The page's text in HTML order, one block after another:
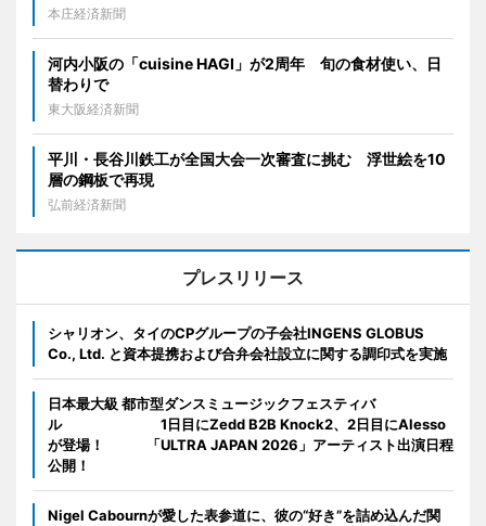
本庄経済新聞
河内小阪の「cuisine HAGI」が2周年 旬の食材使い、日
替わりで
東大阪経済新聞
平川・長谷川鉄工が全国大会一次審査に挑む 浮世絵を10
層の鋼板で再現
弘前経済新聞
プレスリリース
シャリオン、タイのCPグループの子会社INGENS GLOBUS
Co., Ltd. と資本提携および合弁会社設立に関する調印式を実施
日本最大級 都市型ダンスミュージックフェスティバ
ル 1日目にZedd B2B Knock2、2日目にAlesso
が登場！ 「ULTRA JAPAN 2026」アーティスト出演日程
公開！
Nigel Cabournが愛した表参道に、彼の“好き”を詰め込んだ関